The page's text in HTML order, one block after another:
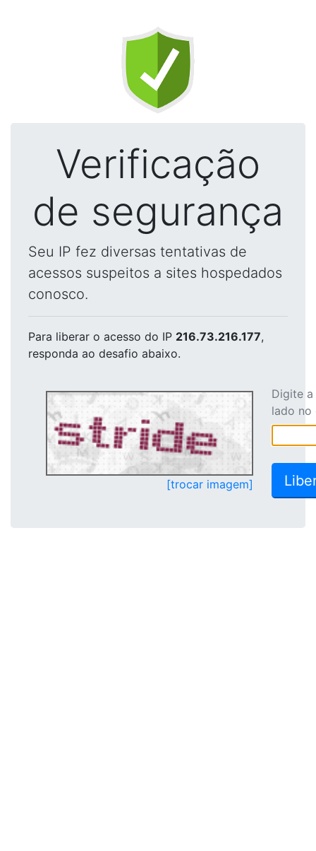
Verificação
de segurança
Seu IP fez diversas tentativas de
acessos suspeitos a sites hospedados
conosco.
Para liberar o acesso do IP 216.73.216.177,
responda ao desafio abaixo.
[trocar imagem]
Digite
lado no